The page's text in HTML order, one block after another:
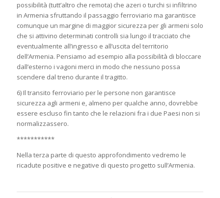
possibilità (tutt’altro che remota) che azeri o turchi si infiltrino
in Armenia sfruttando il passaggio ferroviario ma garantisce
comunque un margine di maggior sicurezza per gli armeni solo
che si attivino determinati controlli sia lungo il tracciato che
eventualmente all’ingresso e all’uscita del territorio
dell’Armenia. Pensiamo ad esempio alla possibilità di bloccare
dall’esterno i vagoni merci in modo che nessuno possa
scendere dal treno durante il tragitto.
6) Il transito ferroviario per le persone non garantisce
sicurezza agli armeni e, almeno per qualche anno, dovrebbe
essere escluso fin tanto che le relazioni fra i due Paesi non si
normalizzassero.
***********
Nella terza parte di questo approfondimento vedremo le
ricadute positive e negative di questo progetto sull’Armenia.